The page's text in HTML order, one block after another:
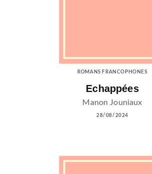
ROMANS FRANCOPHONES
Echappées
Manon Jouniaux
28/08/2024